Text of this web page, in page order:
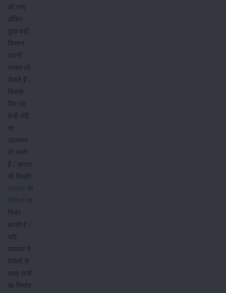
की जाए
लेकिन
कुछ बड़ी
किसान
अपनी
फसल को
रोकते हैं।
किसके
लिए वह
तेजी मंदी
का
आकलन
भी करते
हैं। बाजार
की स्थिति
सरकार की
नीतियों
पर
निर्भर
करती है।
यदि
सरकार ने
विदेशों से
खाद्य तेलों
का निर्यात